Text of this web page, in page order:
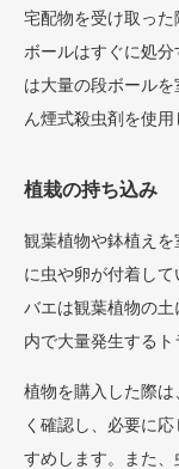
宅配物を受け取っ
ボールはすぐに処
は大量の段ボール
ん煙式殺虫剤を使用
植栽の持ち込み
観葉植物や鉢植え
に虫や卵が付着し
バエは観葉植物の
内で大量発生するト
植物を購入した際
く確認し、必要に
すめします。また